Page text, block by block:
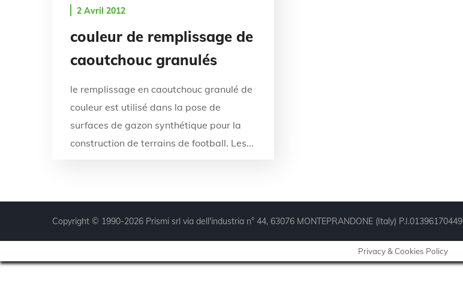
2 Avril 2012
couleur de remplissage de
caoutchouc granulés
le remplissage en caoutchouc granulé de
couleur est utilisé dans la pose de
surfaces de gazon synthétique pour la
construction de terrains de football. Les...
Copyright © 1990-2026 Prismi srl via dell'industria n° 44, 63076 MONTEPRANDONE (Italy) P.I.01396170449
Privacy & Cookies Policy